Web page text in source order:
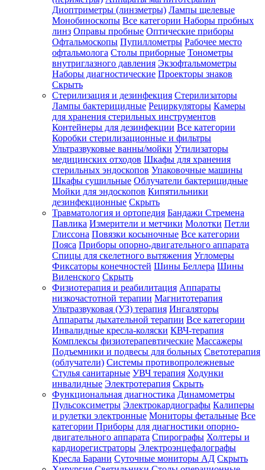
Диоптриметры (линзметры) Лампы щелевые
Монобиноскопы Все категории Наборы пробных
линз Оправы пробные Оптические приборы
Офтальмоскопы Пупиллометры Рабочее место
офтальмолога Столы приборные Тонометры
внутриглазного давления Экзофтальмометры
Наборы диагностические Проекторы знаков
Скрыть
Стерилизация и дезинфекция Стерилизаторы
Лампы бактерицидные Рециркуляторы Камеры
для хранения стерильных инструментов
Контейнеры для дезинфекции Все категории
Коробки стерилизационные и фильтры
Ультразвуковые ванны/мойки Утилизаторы
медицинских отходов Шкафы для хранения
стерильных эндоскопов Упаковочные машины
Шкафы сушильные Облучатели бактерицидные
Мойки для эндоскопов Кипятильники
дезинфекционные Скрыть
Травматология и ортопедия Бандажи Стремена
Павлика Измерители и метчики Молотки Петли
Глиссона Повязки косыночные Все категории
Пояса Приборы опорно-двигательного аппарата
Спицы для скелетного вытяжения Угломеры
Фиксаторы конечностей Шины Беллера Шины
Виленского Скрыть
Физиотерапия и реабилитация Аппараты
низкочастотной терапии Магнитотерапия
Ультразвуковая (УЗ) терапия Ингаляторы
Аппараты дыхательной терапии Все категории
Инвалидные кресла-коляски КВЧ-терапия
Комплексы физиотерапевтические Массажеры
Подъемники и подвесы для больных Светотерапия
(облучатели) Системы противопролежневые
Стулья санитарные УВЧ терапия Ходунки
инвалидные Электротерапия Скрыть
Функциональная диагностика Динамометры
Пульсоксиметры Электрокардиографы Калиперы
и рулетки электронные Мониторы фетальные Все
категории Приборы для диагностики опорно-
двигательного аппарата Спирографы Холтеры и
кардиорегистраторы Электроэнцефалографы
Кресла Барани Суточные мониторы АД Скрыть